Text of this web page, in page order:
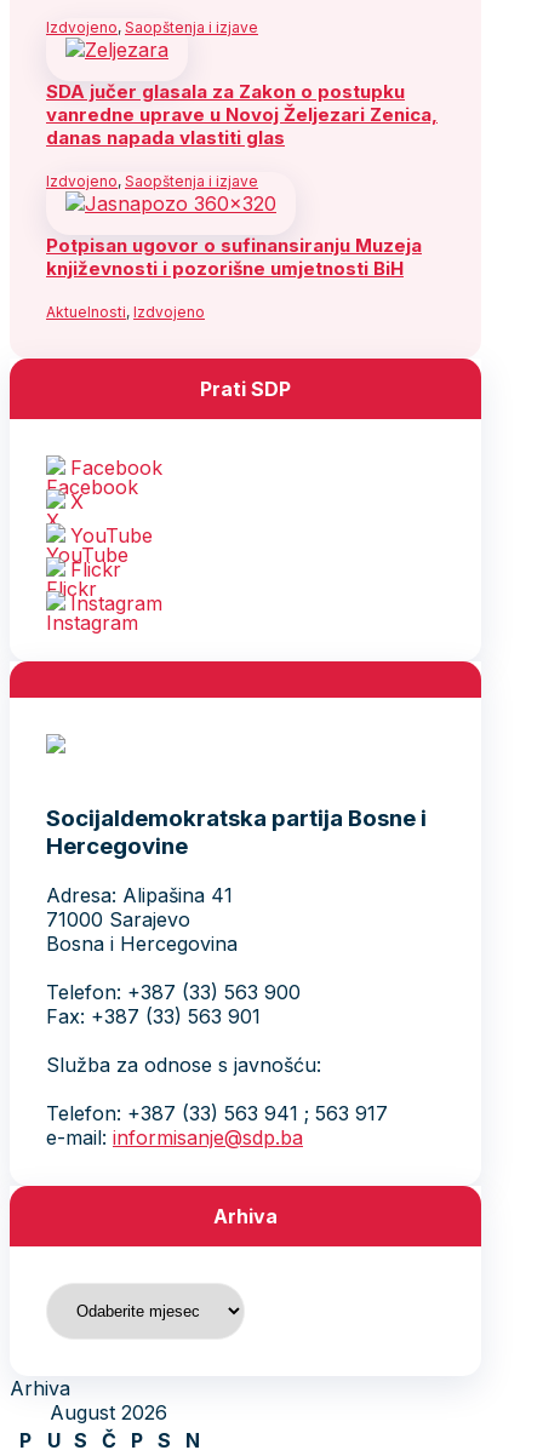
Izdvojeno, Saopštenja i izjave
SDA jučer glasala za Zakon o postupku
vanredne uprave u Novoj Željezari Zenica,
danas napada vlastiti glas
Izdvojeno, Saopštenja i izjave
Potpisan ugovor o sufinansiranju Muzeja
književnosti i pozorišne umjetnosti BiH
Aktuelnosti, Izdvojeno
Prati SDP
Facebook
X
YouTube
Flickr
Instagram
Socijaldemokratska partija Bosne i
Hercegovine
Adresa: Alipašina 41
71000 Sarajevo
Bosna i Hercegovina
Telefon: +387 (33) 563 900
Fax: +387 (33) 563 901
Služba za odnose s javnošću:
Telefon: +387 (33) 563 941 ; 563 917
e-mail: informisanje@sdp.ba
Arhiva
Arhiva
Arhiva
August 2026
P
U S Č P S
N